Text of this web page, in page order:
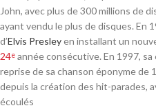
John, avec plus de 300 millions de
ayant vendu le plus de disques. En
d’Elvis Presleyen installant un
24e année consécutive. En 1997,
reprise de sa chanson éponyme de
depuis la création des hit-parades,
écoulés